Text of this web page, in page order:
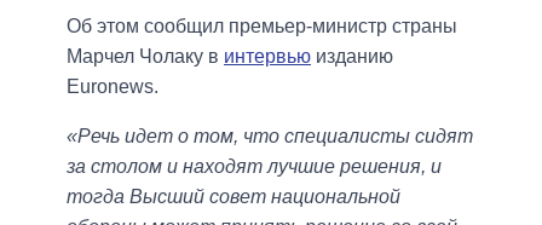
Об этом сообщил премьер-министр страны
Марчел Чолаку в интервью изданию
Euronews.
«Речь идет о том, что специалисты сидят
за столом и находят лучшие решения, и
тогда Высший совет национальной